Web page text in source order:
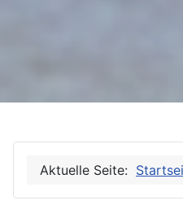
Aktuelle Seite: